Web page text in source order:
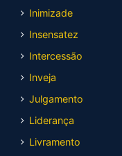
Inimizade
Insensatez
Intercessão
Inveja
Julgamento
Liderança
Livramento